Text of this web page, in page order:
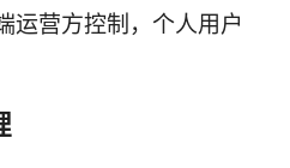
运营方控制，个人用户